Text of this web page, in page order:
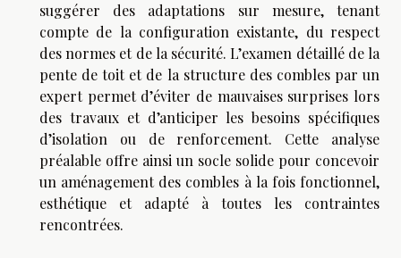
suggérer des adaptations sur mesure, tenant
compte de la configuration existante, du respect
des normes et de la sécurité. L’examen détaillé de la
pente de toit et de la structure des combles par un
expert permet d’éviter de mauvaises surprises lors
des travaux et d’anticiper les besoins spécifiques
d’isolation ou de renforcement. Cette analyse
préalable offre ainsi un socle solide pour concevoir
un aménagement des combles à la fois fonctionnel,
esthétique et adapté à toutes les contraintes
rencontrées.